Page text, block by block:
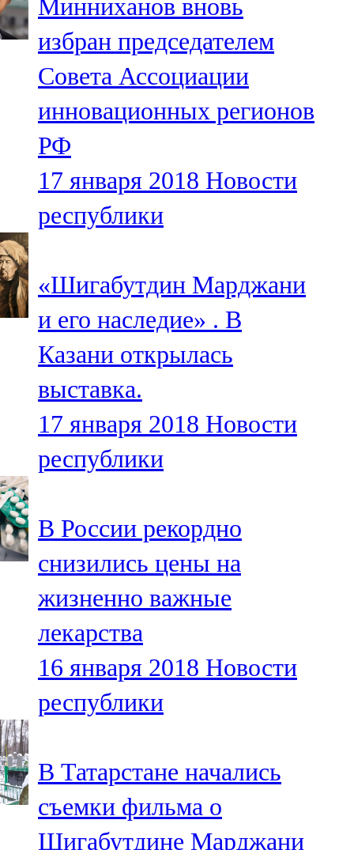
Минниханов вновь
избран председателем
Совета Ассоциации
инновационных регионов
РФ
17 января 2018 Новости
республики
«Шигабутдин Марджани
и его наследие» . В
Казани открылась
выставка.
17 января 2018 Новости
республики
В России рекордно
снизились цены на
жизненно важные
лекарства
16 января 2018 Новости
республики
В Татарстане начались
съемки фильма о
Шигабутдине Марджани